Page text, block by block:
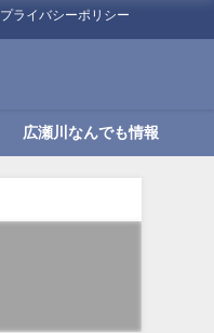
プライバシーポリシー
広瀬川なんでも情報